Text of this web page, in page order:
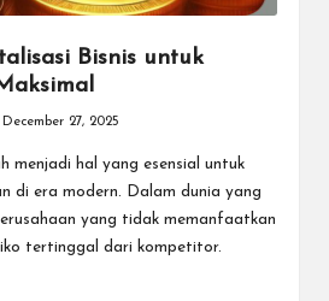
Bisnis untuk
December 27, 2025
menjadi hal yang esensial untuk
di era modern. Dalam dunia yang
yang tidak memanfaatkan
tertinggal dari kompetitor.